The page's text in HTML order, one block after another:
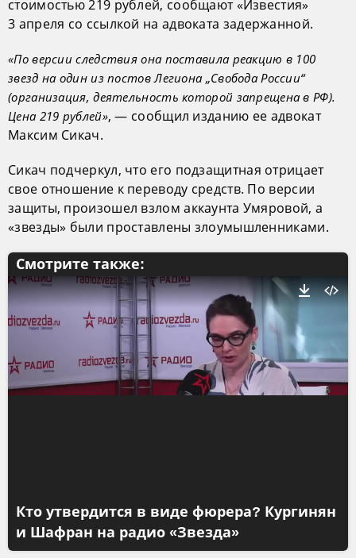
стоимостью 219 рублей, сообщают «Известия»
3 апреля со ссылкой на адвоката задержанной.
«По версии следствия она поставила реакцию в 100
звезд на один из постов Легиона „Свобода России“
(организация, деятельность которой запрещена в РФ).
Цена 219 рублей», — сообщил изданию ее адвокат
Максим Сикач.
Сикач подчеркул, что его подзащитная отрицает
свое отношение к переводу средств. По версии
защиты, произошел взлом аккаунта Умяровой, а
«звезды» были проставлены злоумышленниками.
Смотрите также:
Кто утвердится в виде фюрера? Кургинян
и Шафран на радио «Звезда»